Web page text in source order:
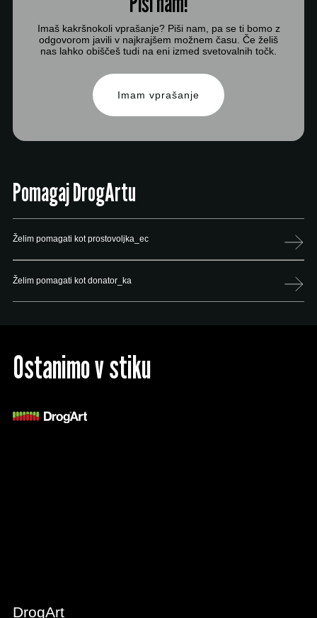
Imaš kakršnokoli vprašanje? Piši nam, pa se ti bomo z
odgovorom javili v najkrajšem možnem času. Če želiš
nas lahko obiščeš tudi na eni izmed svetovalnih točk.
Imam vprašanje
Pomagaj DrogArtu
Želim pomagati kot prostovoljka_ec
Želim pomagati kot donator_ka
Ostanimo v stiku
DrogArt